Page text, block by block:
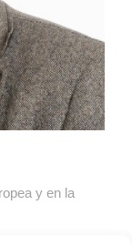
y en la